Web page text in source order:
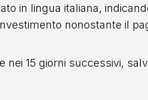
in lingua italiana,
nonostante il
15 giorni successivi,